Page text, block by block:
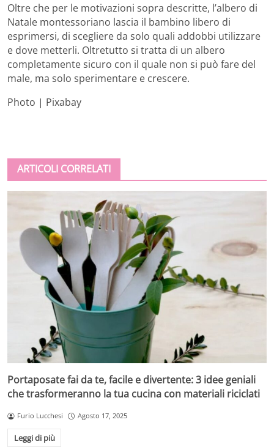
Oltre che per le motivazioni sopra descritte, l’albero di
Natale montessoriano lascia il bambino libero di
esprimersi, di scegliere da solo quali addobbi utilizzare
e dove metterli. Oltretutto si tratta di un albero
completamente sicuro con il quale non si può fare del
male, ma solo sperimentare e crescere.
Photo | Pixabay
ARTICOLI CORRELATI
Portaposate fai da te, facile e divertente: 3 idee geniali
che trasformeranno la tua cucina con materiali riciclati
Furio Lucchesi Agosto 17, 2025
Leggi di più